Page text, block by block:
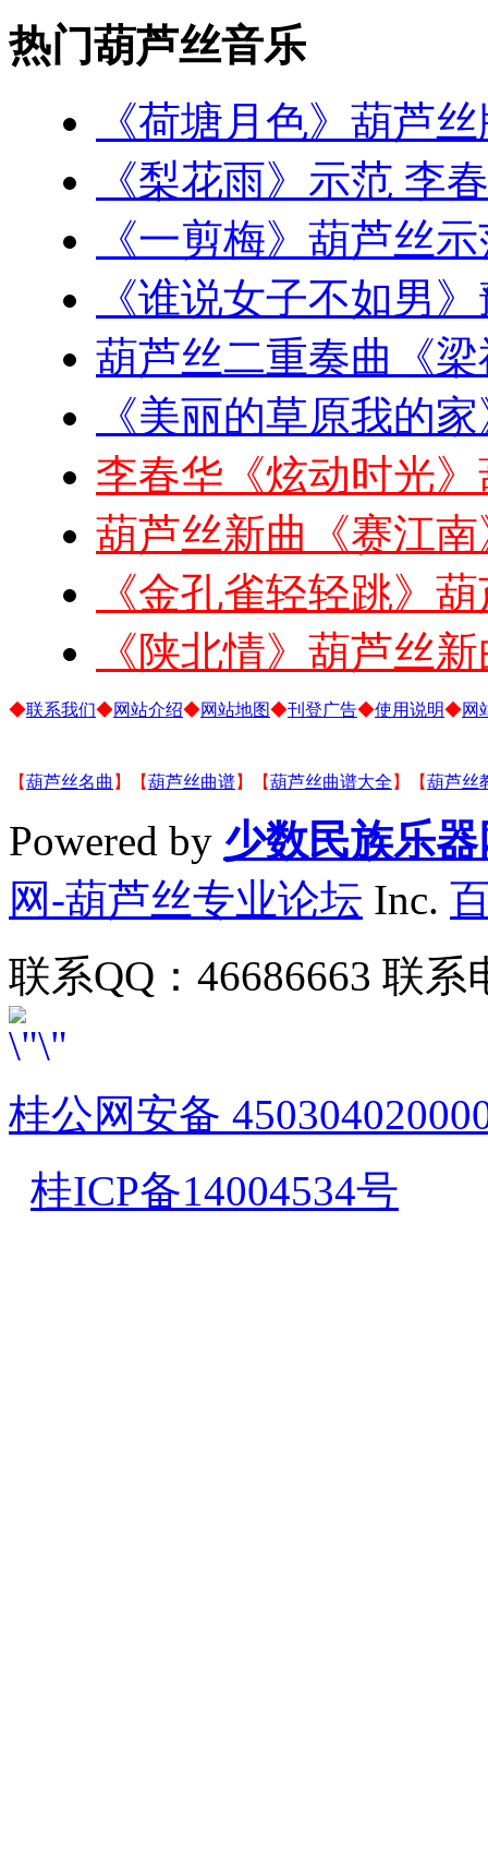
热门葫芦丝音乐
《荷塘月色》葫芦
《梨花雨》示范 李
《一剪梅》葫芦丝
《谁说女子不如男
葫芦丝二重奏曲《
《美丽的草原我的
李春华《炫动时光
葫芦丝新曲《赛江南
《金孔雀轻轻跳》
《陕北情》葫芦丝
◆联系我们◆网站介绍◆网站地图◆刊登广告◆使用说明◆网
【葫芦丝名曲 】【葫芦丝曲谱】【葫芦丝曲谱大全 】【葫芦丝
Powered by 少数民族乐器
网-葫芦丝专业论坛 Inc.
联系QQ：46686663 联
桂公网安备
桂ICP备14004534号